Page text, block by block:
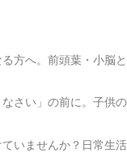
方へ。前頭葉・小脳
なさい」の前に。子供
ていませんか？日常生